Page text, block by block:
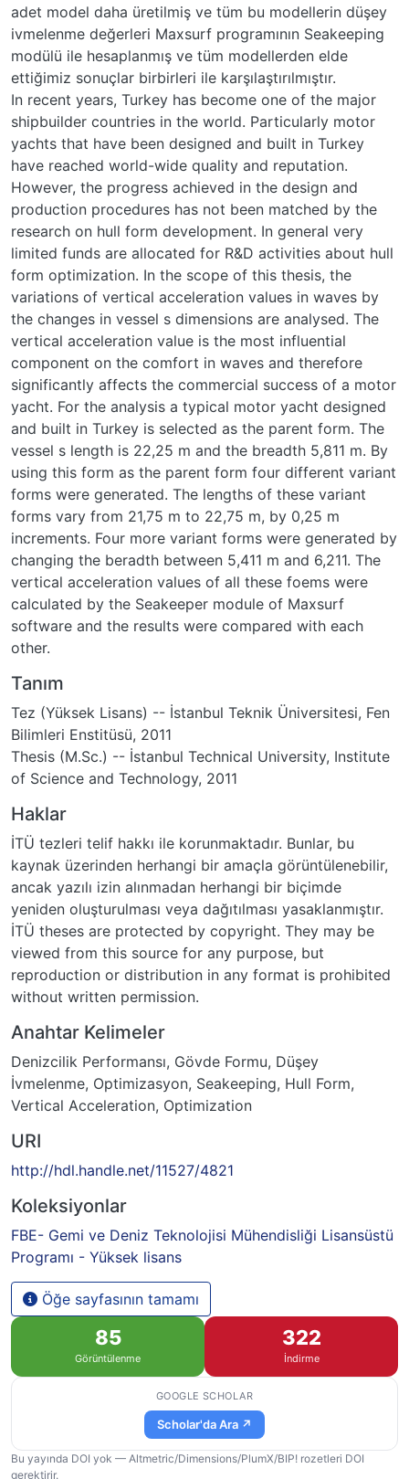
adet model daha üretilmiş ve tüm bu modellerin düşey
ivmelenme değerleri Maxsurf programının Seakeeping
modülü ile hesaplanmış ve tüm modellerden elde
ettiğimiz sonuçlar birbirleri ile karşılaştırılmıştır.
In recent years, Turkey has become one of the major
shipbuilder countries in the world. Particularly motor
yachts that have been designed and built in Turkey
have reached world-wide quality and reputation.
However, the progress achieved in the design and
production procedures has not been matched by the
research on hull form development. In general very
limited funds are allocated for R&D activities about hull
form optimization. In the scope of this thesis, the
variations of vertical acceleration values in waves by
the changes in vessel s dimensions are analysed. The
vertical acceleration value is the most influential
component on the comfort in waves and therefore
significantly affects the commercial success of a motor
yacht. For the analysis a typical motor yacht designed
and built in Turkey is selected as the parent form. The
vessel s length is 22,25 m and the breadth 5,811 m. By
using this form as the parent form four different variant
forms were generated. The lengths of these variant
forms vary from 21,75 m to 22,75 m, by 0,25 m
increments. Four more variant forms were generated by
changing the beradth between 5,411 m and 6,211. The
vertical acceleration values of all these foems were
calculated by the Seakeeper module of Maxsurf
software and the results were compared with each
other.
Tanım
Tez (Yüksek Lisans) -- İstanbul Teknik Üniversitesi, Fen
Bilimleri Enstitüsü, 2011
Thesis (M.Sc.) -- İstanbul Technical University, Institute
of Science and Technology, 2011
Haklar
İTÜ tezleri telif hakkı ile korunmaktadır. Bunlar, bu
kaynak üzerinden herhangi bir amaçla görüntülenebilir,
ancak yazılı izin alınmadan herhangi bir biçimde
yeniden oluşturulması veya dağıtılması yasaklanmıştır.
İTÜ theses are protected by copyright. They may be
viewed from this source for any purpose, but
reproduction or distribution in any format is prohibited
without written permission.
Anahtar Kelimeler
Denizcilik Performansı, Gövde Formu, Düşey
İvmelenme, Optimizasyon, Seakeeping, Hull Form,
Vertical Acceleration, Optimization
URI
http://hdl.handle.net/11527/4821
Koleksiyonlar
FBE- Gemi ve Deniz Teknolojisi Mühendisliği Lisansüstü
Programı - Yüksek lisans
Öğe sayfasının tamamı
85
Görüntülenme
322
İndirme
GOOGLE SCHOLAR
Scholar'da Ara ↗
Bu yayında DOI yok — Altmetric/Dimensions/PlumX/BIP! rozetleri DOI
gerektirir.